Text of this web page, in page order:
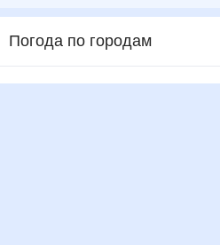
Погода по городам